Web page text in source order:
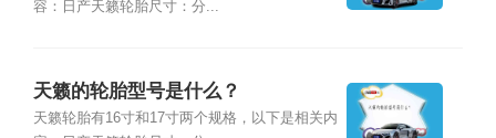
容：日产天籁轮胎尺寸：分...
天籁的轮胎型号是什么？
天籁轮胎有16寸和17寸两个规格，以下是相关内